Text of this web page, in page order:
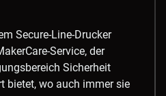
Secure-Line-Drucker
Service, der
Sicherheit
bietet, wo auch immer sie